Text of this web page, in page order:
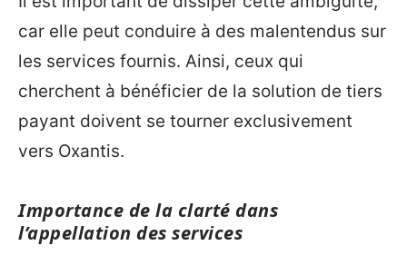
car elle peut conduire à des malentendus sur
les services fournis. Ainsi, ceux qui
cherchent à bénéficier de la solution de tiers
payant doivent se tourner exclusivement
vers Oxantis.
Importance de la clarté dans
l’appellation des services